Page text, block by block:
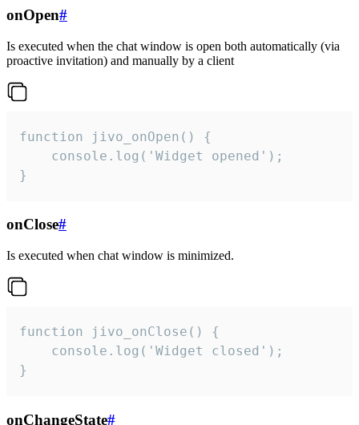
onOpen#
Is executed when the chat window is open both automatically (via
proactive invitation) and manually by a client
function jivo_onOpen() {
    console.log('Widget opened');
}
onClose#
Is executed when chat window is minimized.
function jivo_onClose() {
    console.log('Widget closed');
}
onChangeState#